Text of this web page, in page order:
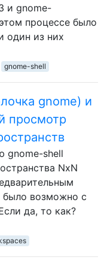
и gnome-
процессе было
один из них
gnome-shell
gnome) и
просмотр
gnome-shell
NxN
было возможно с
да, то как?